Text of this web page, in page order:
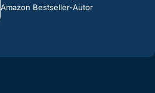
Amazon Bestseller-Autor